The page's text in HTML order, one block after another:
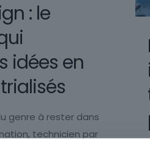
: le
idées en
genre à rester dans
technicien par